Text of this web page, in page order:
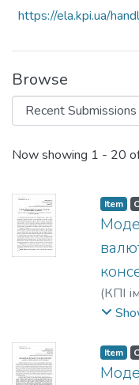
https://ela.kpi.ua/
Browse
Recent
Now showing 1 - 20
Item
(КПІ
Item